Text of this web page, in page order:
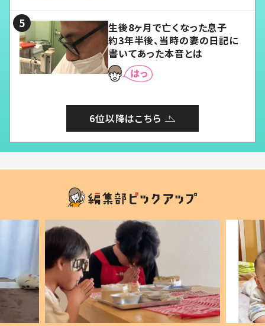
生後8ヶ月で亡くなった息子
約3年半後、当時の妻の日記に
書いてあった本音とは
6位以降はこちら